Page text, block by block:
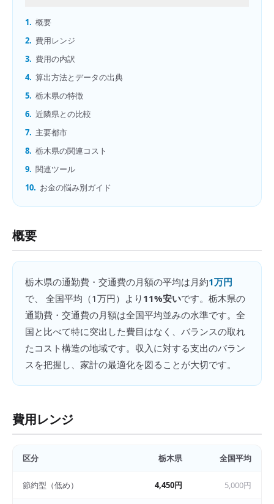
1. 概要
2. 費用レンジ
3. 費用の内訳
4. 算出方法とデータの出典
5. 栃木県の特徴
6. 近隣県との比較
7. 主要都市
8. 栃木県の関連コスト
9. 関連ツール
10. お金の悩み別ガイド
概要
栃木県の通勤費・交通費の月額の平均は月約1万円
で、 全国平均（1万円）より 11%安いです。 栃木県の
通勤費・交通費の月額は全国平均並みの水準です。全
国と比べて特に突出した費目はなく、バランスの取れ
たコスト構造の地域です。収入に対する支出のバラン
スを把握し、家計の最適化を図ることが大切です。
費用レンジ
区分 栃木県 全国平均
節約型（低め） 4,450円 5,000円